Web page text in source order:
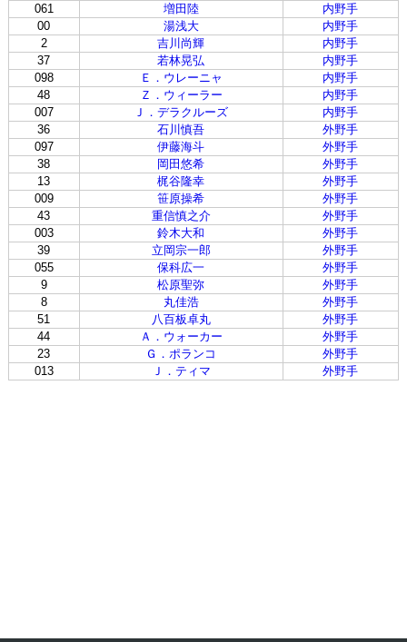
061
増田陸
内野手
00
湯浅大
内野手
2
吉川尚輝
内野手
37
若林晃弘
内野手
098
Ｅ．ウレーニャ
内野手
48
Ｚ．ウィーラー
内野手
007
Ｊ．デラクルーズ
内野手
36
石川慎吾
外野手
097
伊藤海斗
外野手
38
岡田悠希
外野手
13
梶谷隆幸
外野手
009
笹原操希
外野手
43
重信慎之介
外野手
003
鈴木大和
外野手
39
立岡宗一郎
外野手
055
保科広一
外野手
9
松原聖弥
外野手
8
丸佳浩
外野手
51
八百板卓丸
外野手
44
Ａ．ウォーカー
外野手
23
Ｇ．ポランコ
外野手
013
Ｊ．ティマ 外野手